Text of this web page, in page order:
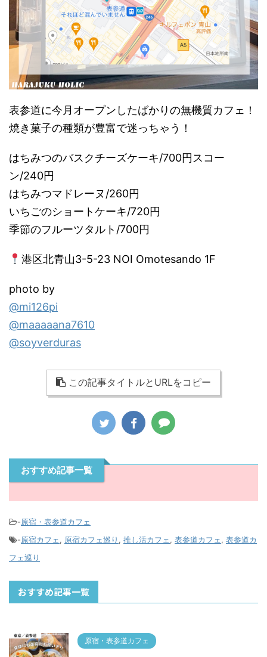
表参道に今月オープンしたばかりの無機質カフェ！
焼き菓子の種類が豊富で迷っちゃう！
はちみつのバスクチーズケーキ/700円スコー
ン/240円
はちみつマドレーヌ/260円
いちごのショートケーキ/720円
季節のフルーツタルト/700円
港区北青山3-5-23 NOI Omotesando 1F
photo by
@mi126pi
@maaaaana7610
@soyverduras
この記事タイトルとURLをコピー
おすすめ記事一覧
-原宿・表参道カフェ
-原宿カフェ, 原宿カフェ巡り , 推し活カフェ, 表参道カフェ, 表参道カ
フェ巡り
おすすめ記事一覧
原宿・表参道カフェ